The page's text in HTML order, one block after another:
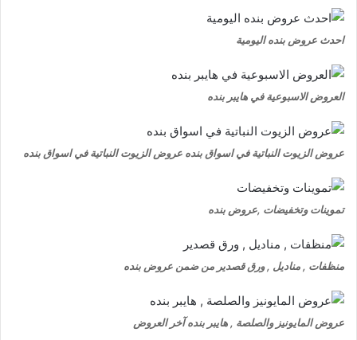
احدث عروض بنده اليومية
العروض الاسبوعية في هايبر بنده
عروض الزيوت النباتية في اسواق بنده عروض الزيوت النباتية في اسواق بنده
تموينات وتخفيضات ,عروض بنده
منظفات , مناديل , ورق قصدير من ضمن عروض بنده
عروض المايونيز والصلصة , هايبر بنده آخر العروض